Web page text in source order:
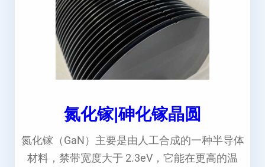
氮化镓|砷化镓晶圆
氮化镓（GaN）主要是由人工合成的一种半导体
材料，禁带宽度大于 2.3eV，它能在更高的温